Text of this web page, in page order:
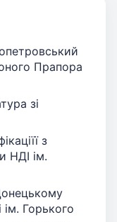
Прапора
зі
з
НДІ ім.
ім. Горького